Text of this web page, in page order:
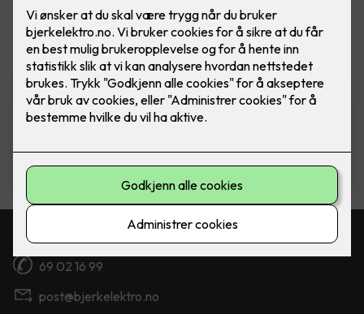
Vis flerefiltre
Nobø Top Panelovn 1000W
Ferdig montert utskift panelovn -
3,790,-
Kontakt oss
69 02 16 99
post@bjerkelektro.no